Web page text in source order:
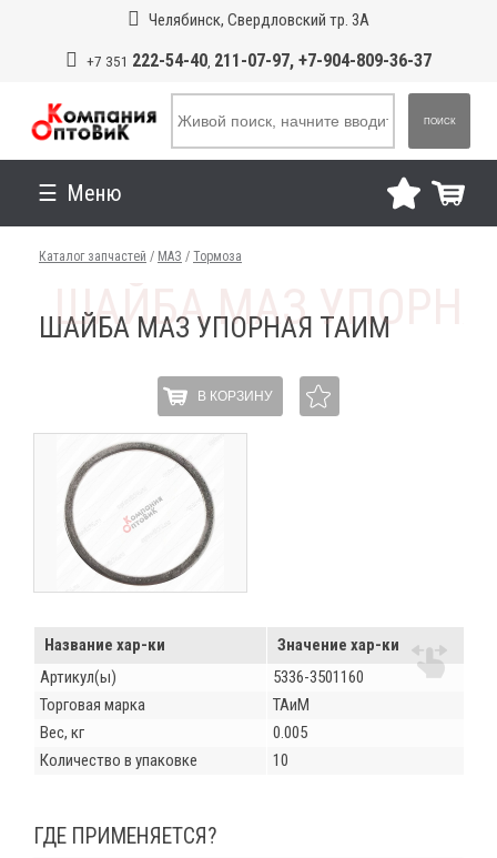
Челябинск, Свердловский тр. 3А
+7 351 222-54-40, 211-07-97, +7-904-809-36-37
ПОИСК
Меню
Каталог запчастей / МАЗ / Тормоза
ШАЙБА МАЗ УПОРНАЯ ТАИМ
В КОРЗИНУ
Название хар-ки
Значение хар-ки
Артикул(ы)
5336-3501160
Торговая марка
ТАиМ
Вес, кг
0.005
Количество в упаковке
10
ГДЕ ПРИМЕНЯЕТСЯ?